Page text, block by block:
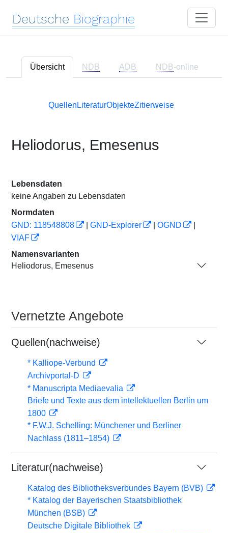
Deutsche Biographie
Übersicht NDB ADB NDB-online
Quellen LiteraturObjekteZitierweise
Heliodorus, Emesenus
Lebensdaten
keine Angaben zu Lebensdaten
Normdaten
GND: 118548808
GND-Explorer OGND
VIAF
Namensvarianten
Heliodorus, Emesenus
Vernetzte Angebote
Quellen(nachweise)
* Kalliope-Verbund
Archivportal-D
* Manuscripta Mediaevalia
Briefe und Texte aus dem intellektuellen Berlin um
1800
* F.W.J. Schelling: Münchener und Berliner
Nachlass (1811–1854)
Literatur(nachweise)
Katalog des Bibliotheksverbundes Bayern (BVB)
* Katalog der Bayerischen Staatsbibliothek
München (BSB)
Deutsche Digitale Bibliothek